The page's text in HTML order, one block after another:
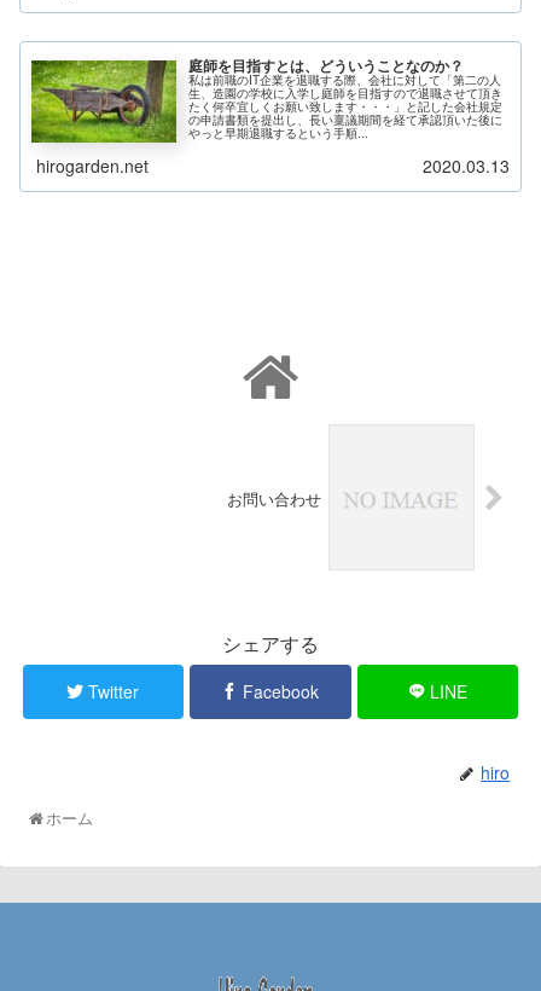
庭師を目指すとは、どういうことなのか？
私は前職のIT企業を退職する際、会社に対して「第二の人
生、造園の学校に入学し庭師を目指すので退職させて頂き
たく何卒宜しくお願い致します・・・」と記した会社規定
の申請書類を提出し、長い稟議期間を経て承認頂いた後に
やっと早期退職するという手順...
hirogarden.net 2020.03.13
お問い合わせ
シェアする
Twitter Facebook LINE
hiro
ホーム